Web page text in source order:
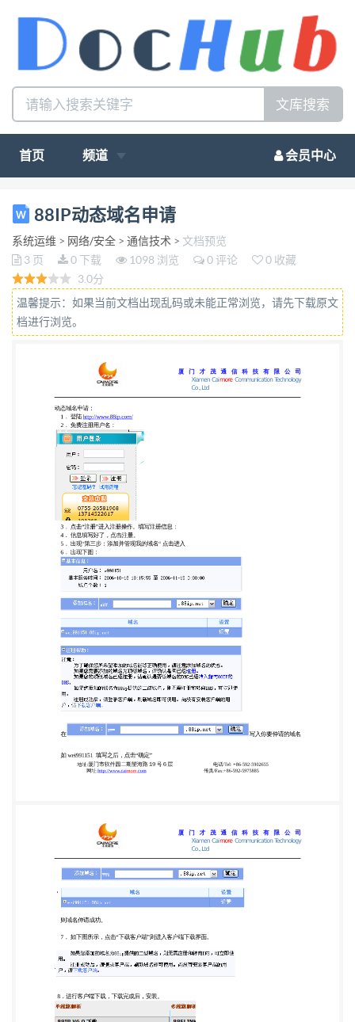
文库搜索
首页 频道 会员中心
厦 门 才 茂 通 信 科 技 有 限 公 司 Xiamen Caimore
Communication Technology Co.,Ltd 动态域名申请：
1． 登陆 http://www.88ip.com/ 2． 免费注册用户
名： 3． 点击“注册”进入注册操作。填写注册信息：
4． 信息填写好了，点击注册。 5． 出现“第三步：添
加并管现我的域名“ 点击进入 6． 出现下图： 在 写入
地址:厦门市软件园二期望海路 19 号 6 层 网
址:http://www.caimore.com 电话/Tel: +86-592-
5902655 传真/Fax:+86-592-5975885 厦 门 才 茂 通
信 科 技 有 限 公 司 Xiamen Caimore Communication
Technology Co.,Ltd ， 则域名伸请成功。 7． 如下图
所示，点击“下载客户端”则进入客户端下载界面。 .
8．进行客户端下载，下载完成后，安装。 9．安装
完成，则用注册名登陆。 地址:厦门市软件园二期望
海路 19 号 6 层 网址:http://www.caimore.com 电
话/Tel: +86-592-5902655 传真/Fax:+86-592-
5975885 厦 门 才 茂 通 信 科 技 有 限 公 司 Xiamen
Caimore Communication Technology Co.,Ltd 注意：
219.239.232.172 211.96.97.85 这俩个为 88IP DNS 服
务器解析地址。 地址:厦门市软件园二期望海路 19 号
6 层 网址:http://www.caimore.com 电话/Tel: +86-
592-5902655 传真/Fax:+86-592-5975885
88IP动态域名申请
系统运维 > 网络/安全 > 通信技术 > 文档预览
3 页
0 下载 1098 浏览 0 评论
0 收藏
3.0分
温馨提示：如果当前文档出现乱码或未能正常浏览，请先下载原文
档进行浏览。